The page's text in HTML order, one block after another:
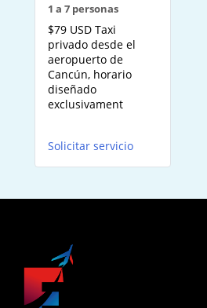
1 a 7 personas
$79 USD Taxi
privado desde el
aeropuerto de
Cancún, horario
diseñado
exclusivament
Solicitar servicio